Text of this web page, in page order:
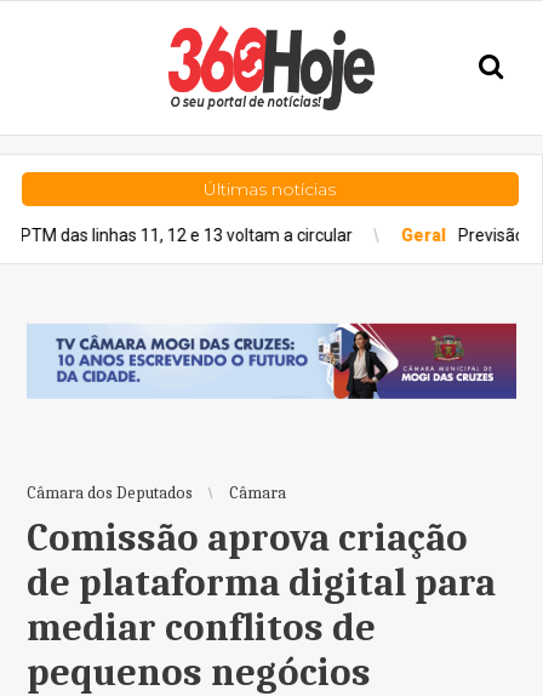
Últimas notícias
linhas 11, 12 e 13 voltam a circular Geral Previsão do tempo
Câmara dos Deputados Câmara
Comissão aprova criação
de plataforma digital para
mediar conflitos de
pequenos negócios